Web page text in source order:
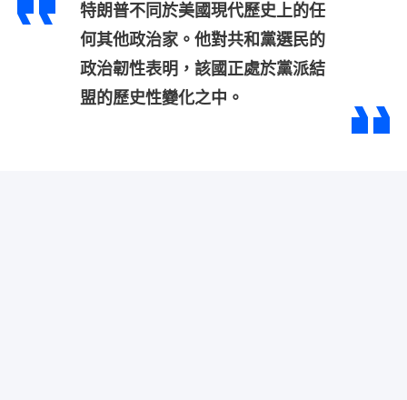
特朗普不同於美國現代歷史上的任
何其他政治家。他對共和黨選民的
政治韌性表明，該國正處於黨派結
盟的歷史性變化之中。